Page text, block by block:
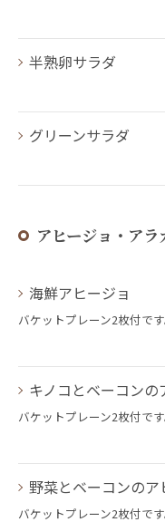
半熟卵サラダ
グリーンサラダ
アヒージョ・アラ
海鮮アヒージョ
バケットプレーン2枚付で
キノコとベーコンの
バケットプレーン2枚付で
野菜とベーコンのア
バケットプレーン2枚付で